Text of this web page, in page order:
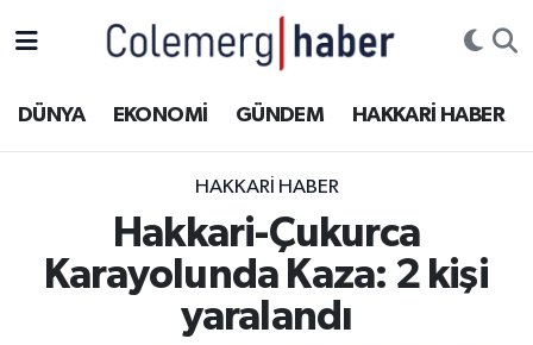
DÜNYA EKONOMİ GÜNDEM HAKKARİ HABER
HAKKARI HABER
Hakkari-Çukurca
Karayolunda Kaza: 2 kişi
yaralandı
ASAYİŞ
DOĞA
Hakkâri Hava Durumu
Hakkari Namaz Vakitleri
Hakkâri Trafik Yoğunluk Haritası
Süper Lig Puan Durumu ve Fikstür